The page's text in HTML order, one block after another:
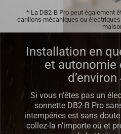
* La DB2-B Pro peut également
carillons mécaniques ou
Si vous n’êtes pas un
sonnette DB2-B Pro
intempéries est sans
collez-la n’importe où et
Installation en
et autonomie